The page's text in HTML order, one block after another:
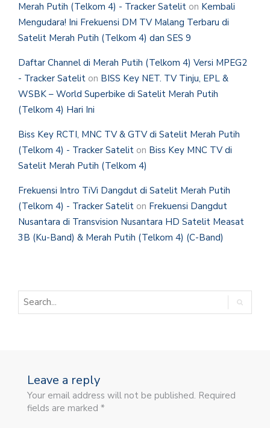
Merah Putih (Telkom 4) - Tracker Satelit on Kembali
Mengudara! Ini Frekuensi DM TV Malang Terbaru di
Satelit Merah Putih (Telkom 4) dan SES 9
Daftar Channel di Merah Putih (Telkom 4) Versi MPEG2
- Tracker Satelit on BISS Key NET. TV Tinju, EPL &
WSBK – World Superbike di Satelit Merah Putih
(Telkom 4) Hari Ini
Biss Key RCTI, MNC TV & GTV di Satelit Merah Putih
(Telkom 4) - Tracker Satelit on Biss Key MNC TV di
Satelit Merah Putih (Telkom 4)
Frekuensi Intro TiVi Dangdut di Satelit Merah Putih
(Telkom 4) - Tracker Satelit on Frekuensi Dangdut
Nusantara di Transvision Nusantara HD Satelit Measat
3B (Ku-Band) & Merah Putih (Telkom 4) (C-Band)
Leave a reply
Your email address will not be published. Required
fields are marked *